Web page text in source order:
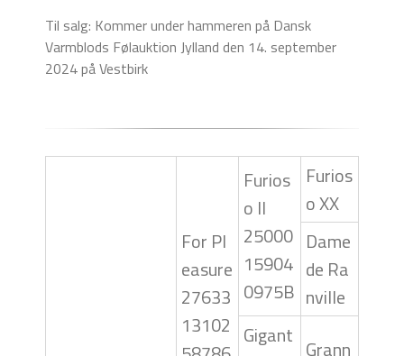
Til salg: Kommer under hammeren på Dansk
Varmblods Følauktion Jylland den 14. september
2024 på Vestbirk
For Pl
easure
27633
13102
Furios
o II
25000
15904
0975B
Furios
o XX
Dame
de Ra
nville
Gigant
Grann